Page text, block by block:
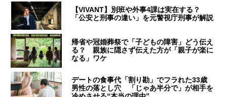
【VIVANT】別班や外事4課は実在する？
「公安と刑事の違い」を元警視庁刑事が解説
帰省や冠婚葬祭で「子どもの障害」どう伝え
る？ 親族に隠さず伝えた方が「親子が楽に
なる」ワケ
デートの食事代「割り勘」でフラれた33歳
男性の落とし穴 「じゃあ半分で」が相手を